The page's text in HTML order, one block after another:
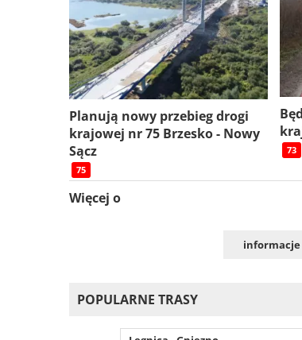
Planują nowy przebieg drogi
krajowej nr 75 Brzesko - Nowy
Sącz
75
73
Więcej o
informacje
POPULARNE TRASY